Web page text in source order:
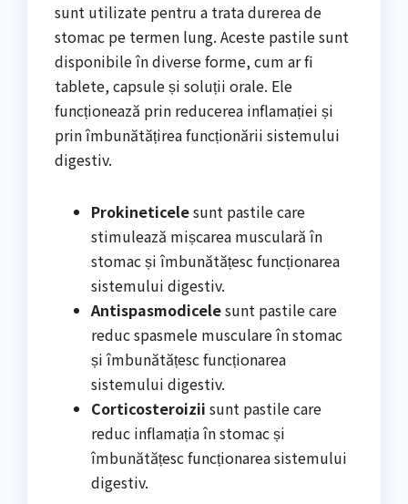
sunt utilizate pentru a trata durerea de
stomac pe termen lung. Aceste pastile sunt
disponibile în diverse forme, cum ar fi
tablete, capsule și soluții orale. Ele
funcționează prin reducerea inflamației și
prin îmbunătățirea funcționării sistemului
digestiv.
Prokineticelesunt pastile care
stimulează mișcarea musculară în
stomac și îmbunătățesc funcționarea
sistemului digestiv.
Antispasmodicelesunt pastile care
reduc spasmele musculare în stomac
și îmbunătățesc funcționarea
sistemului digestiv.
Corticosteroizii sunt pastile care
reduc inflamația în stomac și
îmbunătățesc funcționarea sistemului
digestiv.